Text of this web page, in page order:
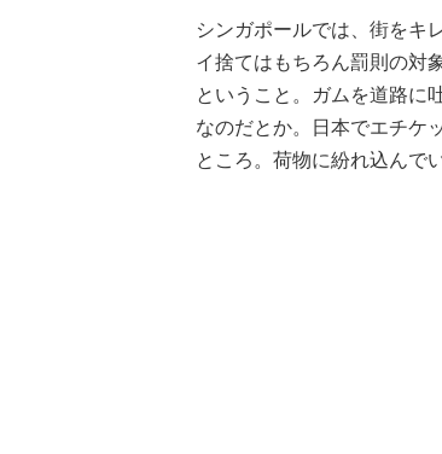
シンガポールでは、街をキ
イ捨てはもちろん罰則の対
ということ。ガムを道路に
なのだとか。日本でエチケ
ところ。荷物に紛れ込んで